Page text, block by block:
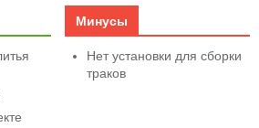
Минусы
Нет установки для сборки
траков